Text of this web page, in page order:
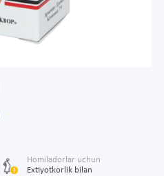
Homiladorlar uchun
Extiyotkorlik bilan